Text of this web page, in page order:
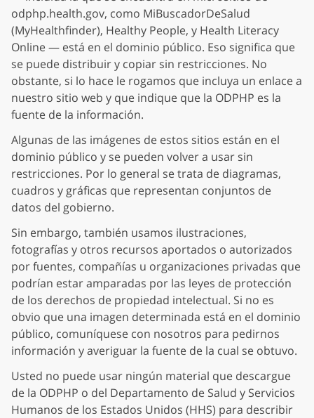
odphp.health.gov, como MiBuscadorDeSalud
(MyHealthfinder), Healthy People, y Health Literacy
Online — está en el dominio público. Eso significa que
se puede distribuir y copiar sin restricciones. No
obstante, si lo hace le rogamos que incluya un enlace a
nuestro sitio web y que indique que la ODPHP es la
fuente de la información.
Algunas de las imágenes de estos sitios están en el
dominio público y se pueden volver a usar sin
restricciones. Por lo general se trata de diagramas,
cuadros y gráficas que representan conjuntos de
datos del gobierno.
Sin embargo, también usamos ilustraciones,
fotografías y otros recursos aportados o autorizados
por fuentes, compañías u organizaciones privadas que
podrían estar amparadas por las leyes de protección
de los derechos de propiedad intelectual. Si no es
obvio que una imagen determinada está en el dominio
público, comuníquese con nosotros para pedirnos
información y averiguar la fuente de la cual se obtuvo.
Usted no puede usar ningún material que descargue
de la ODPHP o del Departamento de Salud y Servicios
Humanos de los Estados Unidos (HHS) para describir